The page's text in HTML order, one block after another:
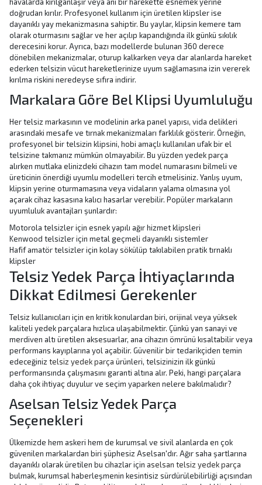
doğrudan kırılır. Profesyonel kullanım için üretilen klipsler ise
dayanıklı yay mekanizmasına sahiptir. Bu yaylar, klipsin kemere tam
olarak oturmasını sağlar ve her açılıp kapandığında ilk günkü sıkılık
derecesini korur. Ayrıca, bazı modellerde bulunan 360 derece
dönebilen mekanizmalar, oturup kalkarken veya dar alanlarda hareket
ederken telsizin vücut hareketlerinize uyum sağlamasına izin vererek
kırılma riskini neredeyse sıfıra indirir.
Markalara Göre Bel Klipsi Uyumluluğu
Her telsiz markasının ve modelinin arka panel yapısı, vida delikleri
arasındaki mesafe ve tırnak mekanizmaları farklılık gösterir. Örneğin,
profesyonel bir telsizin klipsini, hobi amaçlı kullanılan ufak bir el
telsizine takmanız mümkün olmayabilir. Bu yüzden yedek parça
alırken mutlaka elinizdeki cihazın tam model numarasını bilmeli ve
üreticinin önerdiği uyumlu modelleri tercih etmelisiniz. Yanlış uyum,
klipsin yerine oturmamasına veya vidaların yalama olmasına yol
açarak cihaz kasasına kalıcı hasarlar verebilir. Popüler markaların
uyumluluk avantajları şunlardır:
Motorola telsizler için esnek yapılı ağır hizmet klipsleri
Kenwood telsizler için metal geçmeli dayanıklı sistemler
Hafif amatör telsizler için kolay sökülüp takılabilen pratik tırnaklı
klipsler
Telsiz Yedek Parça İhtiyaçlarında
Dikkat Edilmesi Gerekenler
Telsiz kullanıcıları için en kritik konulardan biri, orijinal veya yüksek
kaliteli yedek parçalara hızlıca ulaşabilmektir. Çünkü yan sanayi ve
merdiven altı üretilen aksesuarlar, ana cihazın ömrünü kısaltabilir veya
performans kayıplarına yol açabilir. Güvenilir bir tedarikçiden temin
edeceğiniz telsiz yedek parça ürünleri, telsizinizin ilk günkü
performansında çalışmasını garanti altına alır. Peki, hangi parçalara
daha çok ihtiyaç duyulur ve seçim yaparken nelere bakılmalıdır?
Aselsan Telsiz Yedek Parça
Seçenekleri
Ülkemizde hem askeri hem de kurumsal ve sivil alanlarda en çok
güvenilen markalardan biri şüphesiz Aselsan'dır. Ağır saha şartlarına
dayanıklı olarak üretilen bu cihazlar için aselsan telsiz yedek parça
bulmak, kurumsal haberleşmenin kesintisiz sürdürülebilirliği açısından